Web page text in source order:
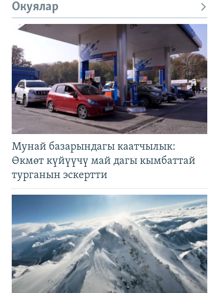
Окуялар
Мунай базарындагы каатчылык:
Өкмөт күйүүчү май дагы кымбаттай
турганын эскертти